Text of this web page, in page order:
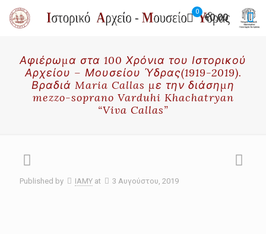
0
€0.00
Αφιέρωμα στα 100 Χρόνια του Ιστορικού
Αρχείου – Μουσείου Ύδρας(1919-2019).
Βραδιά Maria Callas με την διάσημη
mezzo-soprano Varduhi Khachatryan
“Viva Callas”
Published by IAMY at 3 Αυγούστου, 2019